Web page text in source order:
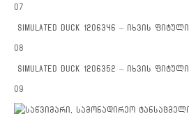
07
SIMULATED DUCK 1206346 – იხვის ფიტული
08
SIMULATED DUCK 1206352 – იხვის ფიტული
09